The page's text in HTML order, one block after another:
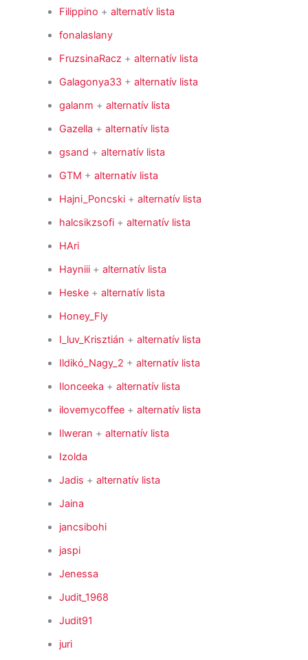
Filippino +alternatív lista
fonalaslany
FruzsinaRacz +alternatív lista
Galagonya33 +alternatív lista
galanm +alternatív lista
Gazella +alternatív lista
gsand +alternatív lista
GTM +alternatív lista
Hajni_Poncski +alternatív lista
halcsikzsofi +alternatív lista
HAri
Hayniii +alternatív lista
Heske +alternatív lista
Honey_Fly
I_luv_Krisztián +alternatív lista
Ildikó_Nagy_2 +alternatív lista
Ilonceeka +alternatív lista
ilovemycoffee +alternatív lista
Ilweran +alternatív lista
Izolda
Jadis +alternatív lista
Jaina
jancsibohi
jaspi
Jenessa
Judit_1968
Judit91
juri